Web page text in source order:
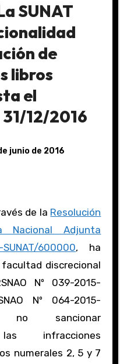
SUNAT
de
libros
el
12/2016
junio de 2016
de la Resolución
Nacional Adjunta
600000, ha
discrecional
Nº 039-2015-
Nº 064-2015-
no sancionar
las infracciones
numerales 2, 5 y 7